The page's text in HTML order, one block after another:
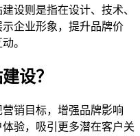
设则是指在设计、技术、
企业形象，提升品牌价
。
设？
销目标，增强品牌影响
验，吸引更多潜在客户关